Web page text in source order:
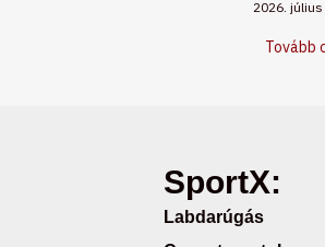
2026. július
Tovább
SportX:
Labdarúgás